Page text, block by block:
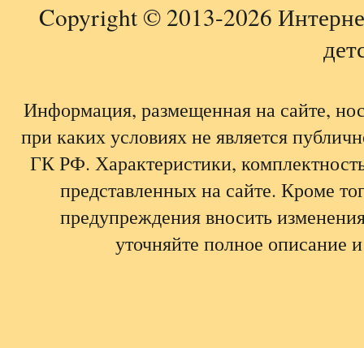
Copyright © 2013-2026
Информация, размещенная на сайте,
при каких условиях не является
ГК РФ. Характеристики,
представленных на сайте. Кроме
предупреждения вносить
уточняйте полное описание